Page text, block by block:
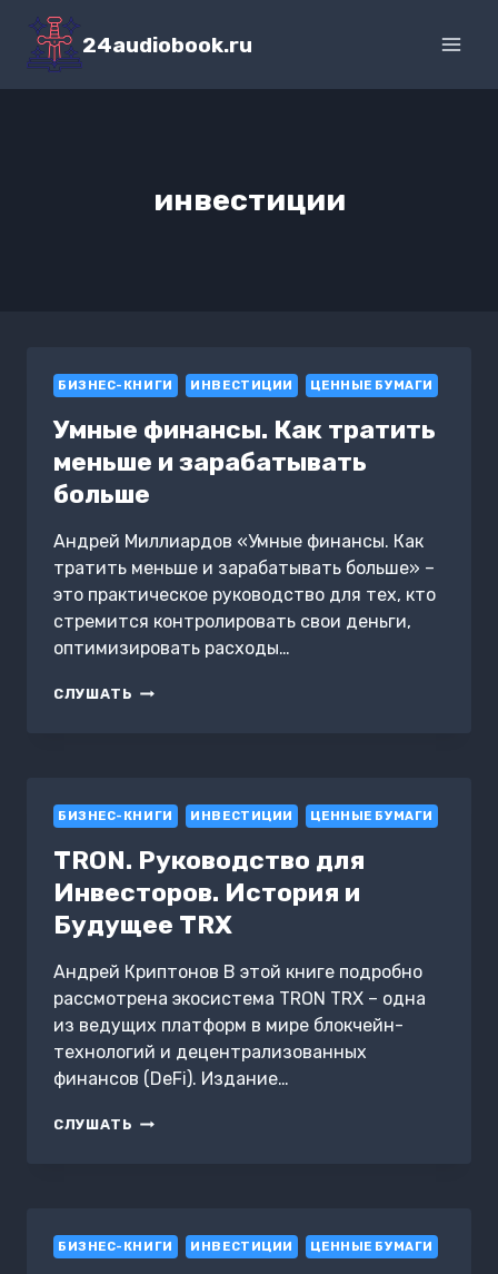
Перейти
содержимому
24audiobook.ru
инвестиции
БИЗНЕС-КНИГИ ИНВЕСТИЦИИ ЦЕННЫЕ БУМАГИ
Умные финансы. Как тратить
меньше и зарабатывать
больше
Андрей Миллиардов «Умные финансы. Как
тратить меньше и зарабатывать больше» –
это практическое руководство для тех, кто
стремится контролировать свои деньги,
оптимизировать расходы…
СЛУШАТЬ УМНЫЕ
ЗАРАБАТЫВАТЬ
БИЗНЕС-КНИГИ ИНВЕСТИЦИИ ЦЕННЫЕ БУМАГИ
TRON. Руководство для
Инвесторов. История и
Будущее TRX
Андрей Криптонов В этой книге подробно
рассмотрена экосистема TRON TRX – одна
из ведущих платформ в мире блокчейн-
технологий и децентрализованных
финансов (DeFi). Издание…
СЛУШАТЬ TRON.
БУДУЩЕЕ
БИЗНЕС-КНИГИ ИНВЕСТИЦИИ ЦЕННЫЕ БУМАГИ